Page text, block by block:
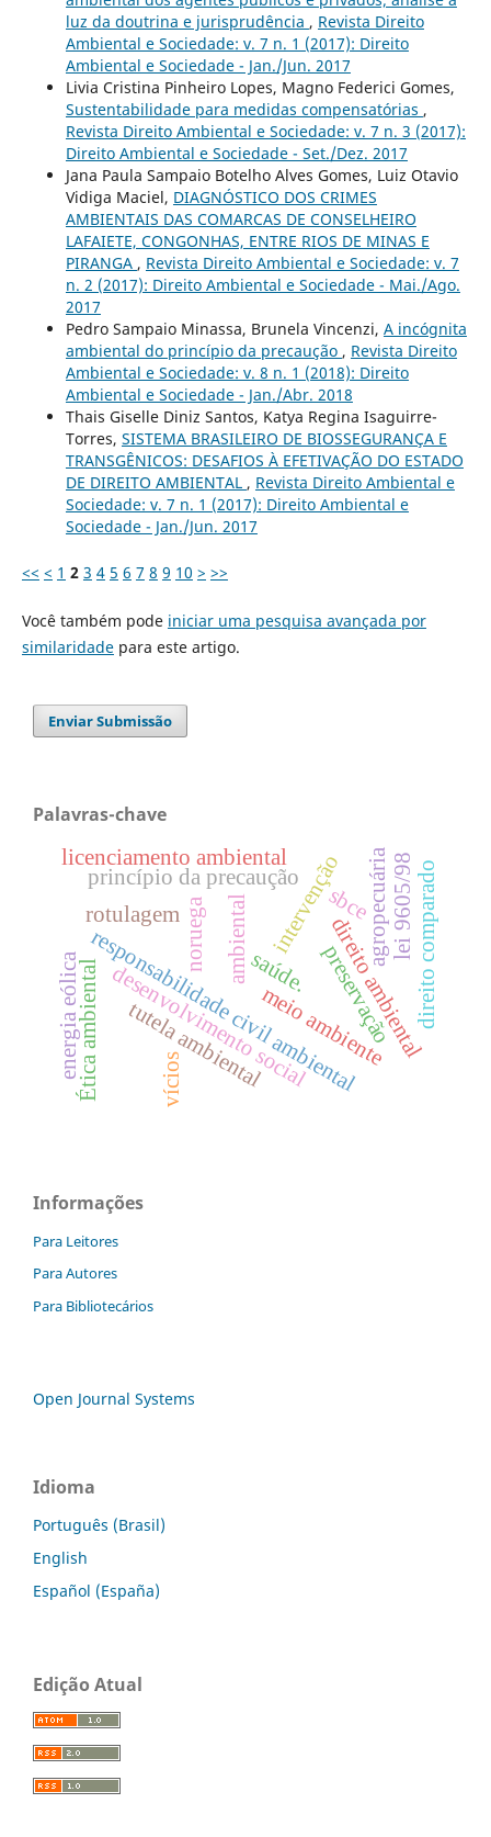
luz da doutrina e jurisprudência , Revista Direito
Ambiental e Sociedade: v. 7 n. 1 (2017): Direito
Ambiental e Sociedade - Jan./Jun. 2017
Livia Cristina Pinheiro Lopes, Magno Federici Gomes,
Sustentabilidade para medidas compensatórias ,
Revista Direito Ambiental e Sociedade: v. 7 n. 3 (2017):
Direito Ambiental e Sociedade - Set./Dez. 2017
Jana Paula Sampaio Botelho Alves Gomes, Luiz Otavio
Vidiga Maciel, DIAGNÓSTICO DOS CRIMES
AMBIENTAIS DAS COMARCAS DE CONSELHEIRO
LAFAIETE, CONGONHAS, ENTRE RIOS DE MINAS E
PIRANGA , Revista Direito Ambiental e Sociedade: v. 7
n. 2 (2017): Direito Ambiental e Sociedade - Mai./Ago.
2017
Pedro Sampaio Minassa, Brunela Vincenzi, A incógnita
ambiental do princípio da precaução , Revista Direito
Ambiental e Sociedade: v. 8 n. 1 (2018): Direito
Ambiental e Sociedade - Jan./Abr. 2018
Thais Giselle Diniz Santos, Katya Regina Isaguirre-
Torres, SISTEMA BRASILEIRO DE BIOSSEGURANÇA E
TRANSGÊNICOS: DESAFIOS À EFETIVAÇÃO DO ESTADO
DE DIREITO AMBIENTAL , Revista Direito Ambiental e
Sociedade: v. 7 n. 1 (2017): Direito Ambiental e
Sociedade - Jan./Jun. 2017
<< < 1 2 3 4 5 6 7 8 9 10 > >>
Você também pode iniciar uma pesquisa avançada por
similaridadepara este artigo.
Enviar Submissão
Palavras-chave
ambiental
noruega
responsabilidade civil ambiental
meio ambiente
princípio da precaução
saúde.
desenvolvimento social
intervenção
preservação
direito ambientaldireito comparado
Ética ambiental tutela ambiental
energia eólica
licenciamento ambiental agropecuária
sbce lei 9605/98
vícios
rotulagem
Informações
Para Leitores
Para Autores
Para Bibliotecários
Open Journal Systems
Idioma
Português (Brasil)
English
Español (España)
Edição Atual